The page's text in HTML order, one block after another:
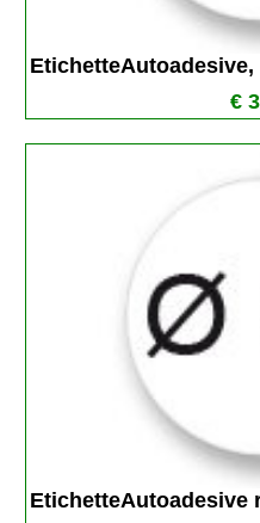
€
EtichetteAutoadesive